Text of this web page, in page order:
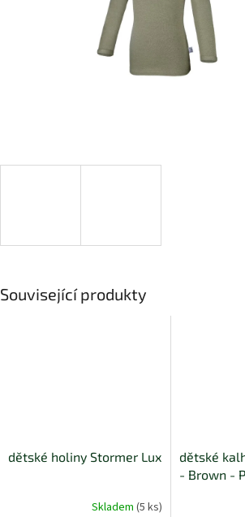
Související produkty
dětské holiny Stormer Lux
Skladem (5 ks)
dětské
- Brown -